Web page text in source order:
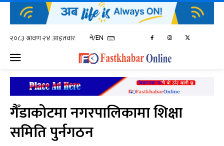
ने/EN
गैँडाकोटमा नगरपालिकामा शिक्षा
समिति पुर्नगठन